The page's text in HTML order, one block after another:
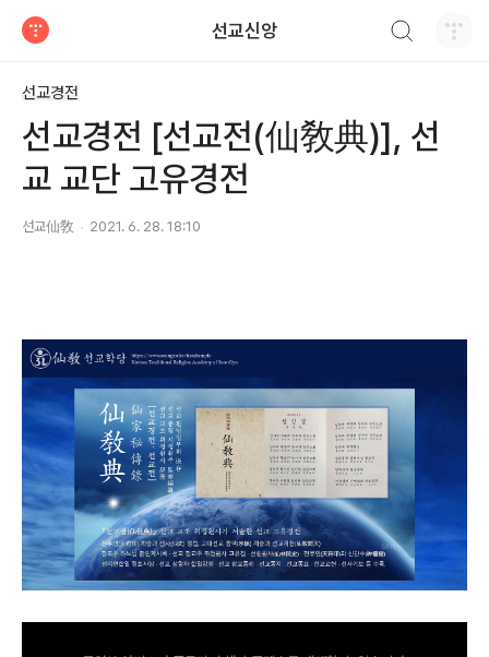
선교신앙
선교경전
선교경전 [선교전(仙敎典)], 선
교 교단 고유경전
선교仙敎 2021. 6. 28. 18:10